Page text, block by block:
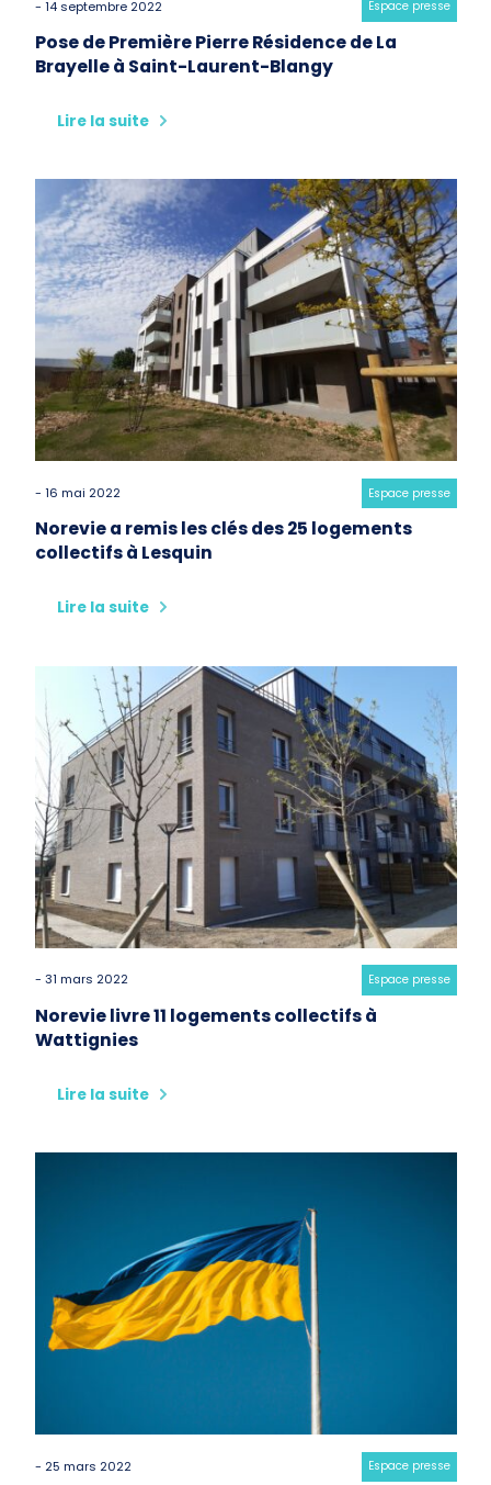
- 14 septembre 2022 Category:
Espace presse
Pose de Première Pierre Résidence de La
Brayelle à Saint-Laurent-Blangy
Lire la suite
- 16 mai 2022 Category:
Espace presse
Norevie a remis les clés des 25 logements
collectifs à Lesquin
Lire la suite
- 31 mars 2022 Category:
Espace presse
Norevie livre 11 logements collectifs à
Wattignies
Lire la suite
- 25 mars 2022 Category:
Espace presse